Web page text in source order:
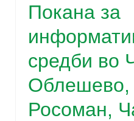
Покана за
средби во
Росоман,